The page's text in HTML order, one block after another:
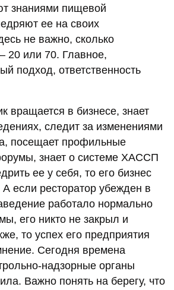
знаниями пищевой
ее на своих
не важно, сколько
20 или 70. Главное,
подход, ответственность
вращается в бизнесе, знает
следит за изменениями
посещает профильные
знает о системе ХАССП
ее у себя, то его бизнес
если ресторатор убежден в
работало нормально
его никто не закрыл и
то успех его предприятия
Сегодня времена
надзорные органы
Важно понять на берегу, что